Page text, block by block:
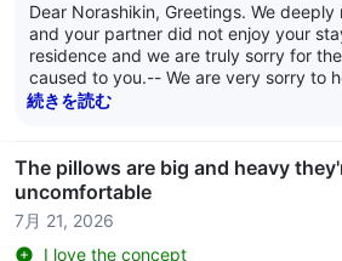
Dear Norashikin, Greetings. We
and your partner did not enjoy your
residence and we are truly sorry for
caused to you.-- We are very sorry to
below expectations and that you
unacceptable this experience must
sincerely apologize for the discomfort it
us, and your comments have been
housekeeping and management teams
続きを読む
The pillows are big and heavy
uncomfortable
7月 21, 2026
I love the concept